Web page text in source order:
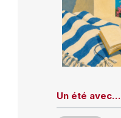
Un été avec…